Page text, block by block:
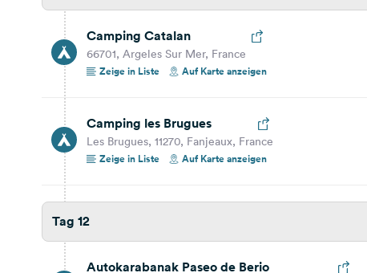
48,0 km
Camping Le Coq Hardi
Auf Karte anzeigen
Gironde, Neu-Aquitanien, Frankreich
Camping Catalan
66701, Argeles Sur Mer, France
Zeige in Liste
Auf Karte anzeigen
Camping les Brugues
Les Brugues, 11270, Fanjeaux, France
Zeige in Liste
Auf Karte anzeigen
Tag 12
Autokarabanak Paseo de Berio